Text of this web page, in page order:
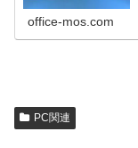
office-mos.com
PC関連